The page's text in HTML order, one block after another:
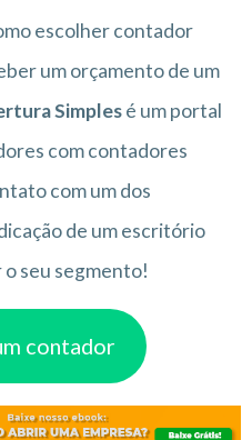
escolher contador
um orçamento de um
Simplesé um portal
com contadores
com um dos
de um escritório
seu segmento!
contador